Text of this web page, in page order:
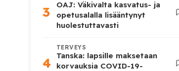
3
OAJ: Väkivalta kasvatus- ja
opetusalalla lisääntynyt
huolestuttavasti
4
TERVEYS
Tanska: lapsille maksetaan
korvauksia COVID-19-